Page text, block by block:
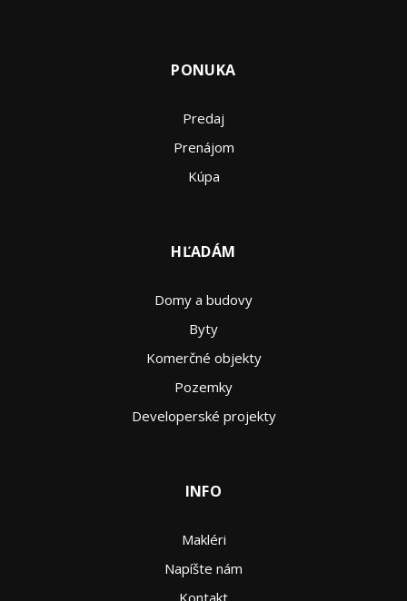
PONUKA
Predaj
Prenájom
Kúpa
HĽADÁM
Domy a budovy
Byty
Komerčné objekty
Pozemky
Developerské projekty
INFO
Makléri
Napíšte nám
Kontakt